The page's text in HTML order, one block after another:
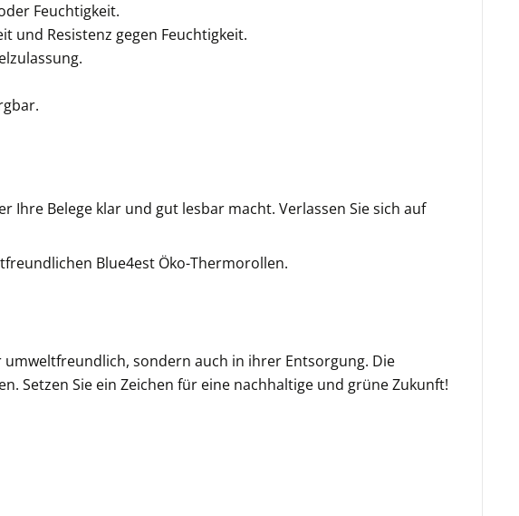
Feuchtigkeit.
und Resistenz gegen Feuchtigkeit.
Belege klar und gut lesbar macht. Verlassen Sie sich auf
Blue4est Öko-Thermorollen.
sondern auch in ihrer Entsorgung. Die
Setzen Sie ein Zeichen für eine nachhaltige und grüne Zukunft!